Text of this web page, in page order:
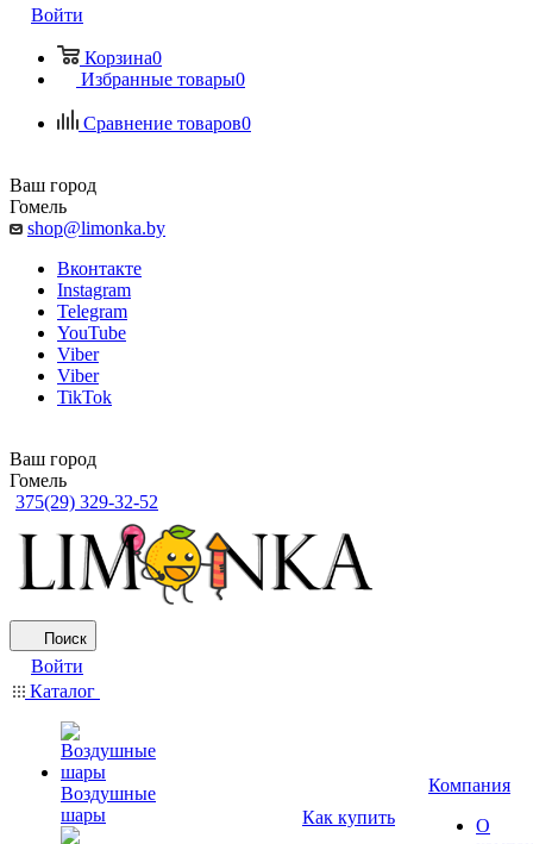
Войти
Корзина0
Избранные товары0
Сравнение товаров0
Ваш город
Гомель
shop@limonka.by
Вконтакте
Instagram
Telegram
YouTube
Viber
Viber
TikTok
Ваш город
Гомель
375(29) 329-32-52
Поиск
Войти
Каталог
Воздушные
шары
Как купить
Компания
О